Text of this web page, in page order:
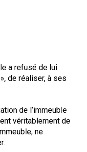
a refusé de lui
de réaliser, à ses
de l’immeuble
véritablement de
ne